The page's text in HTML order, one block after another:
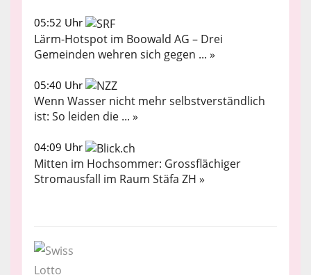
05:52 Uhr
Lärm-Hotspot im Boowald AG – Drei
Gemeinden wehren sich gegen ... »
05:40 Uhr
Wenn Wasser nicht mehr selbstverständlich
ist: So leiden die ... »
04:09 Uhr
Mitten im Hochsommer: Grossflächiger
Stromausfall im Raum Stäfa ZH »